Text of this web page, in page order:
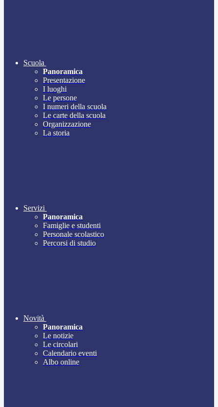
Scuola
Panoramica
Presentazione
I luoghi
Le persone
I numeri della scuola
Le carte della scuola
Organizzazione
La storia
Servizi
Panoramica
Famiglie e studenti
Personale scolastico
Percorsi di studio
Novità
Panoramica
Le notizie
Le circolari
Calendario eventi
Albo online